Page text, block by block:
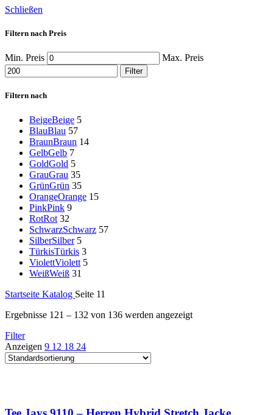
Schließen
Filtern nach Preis
Min. Preis Max. Preis
Filter
Filtern nach
BeigeBeige 5
BlauBlau 57
BraunBraun 14
GelbGelb 7
GoldGold 5
GrauGrau 35
GrünGrün 35
OrangeOrange 15
PinkPink 9
RotRot 32
SchwarzSchwarz 57
SilberSilber 5
TürkisTürkis 3
ViolettViolett 5
WeißWeiß 31
Startseite Katalog Seite 11
Ergebnisse 121 – 132 von 136 werden angezeigt
Filter
Anzeigen 9 12 18 24